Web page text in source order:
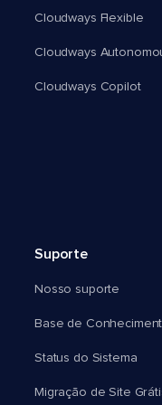
Cloudways Flexible
Cloudways
Cloudways Copilot
Suporte
Nosso suporte
Base de
Status do Sistema
Migração de Site